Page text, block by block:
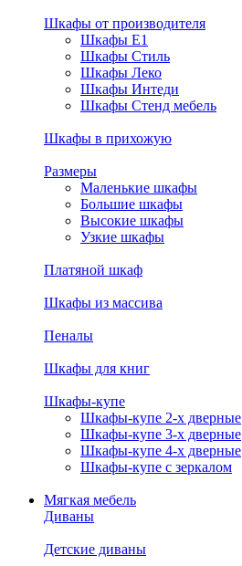
Шкафы от производителя
Шкафы E1
Шкафы Стиль
Шкафы Леко
Шкафы Интеди
Шкафы Стенд мебель
Шкафы в прихожую
Размеры
Маленькие шкафы
Большие шкафы
Высокие шкафы
Узкие шкафы
Платяной шкаф
Шкафы из массива
Пеналы
Шкафы для книг
Шкафы-купе
Шкафы-купе 2-х дверные
Шкафы-купе 3-х дверные
Шкафы-купе 4-х дверные
Шкафы-купе с зеркалом
Мягкая мебель
Диваны
Детские диваны